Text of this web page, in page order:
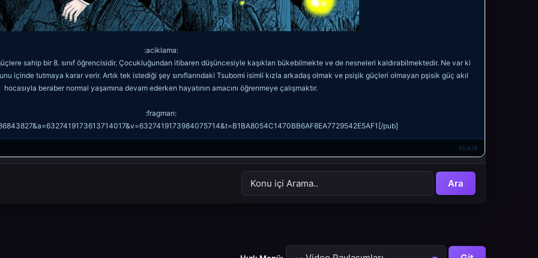
:aciklama:
sahip bir 8. sınıf öğrencisidir. Çocukluğundan itibaren düşüncesiyle kaşıkları bükebilmekte ve de nesneleri kaldırabilmektedir. Ne var ki
içinde tutmaya karar verir. Artık tek istediği şey sınıflarındaki Tsubomi isimli kızla arkadaş olmak ve psişik güçleri olmayan pşisik güç akıl
hocasıyla beraber normal yaşamına devam ederken hayatının amacını öğrenmeye çalışmaktır.
:fragman:
pub]
#5,678